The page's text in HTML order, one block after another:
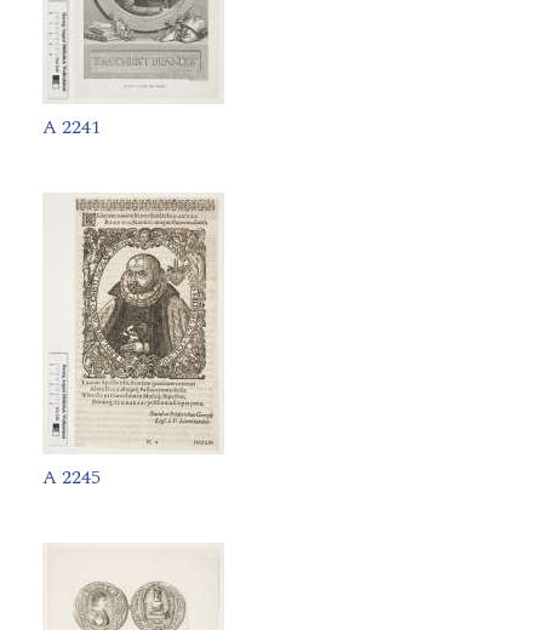
A 2241
A 2245